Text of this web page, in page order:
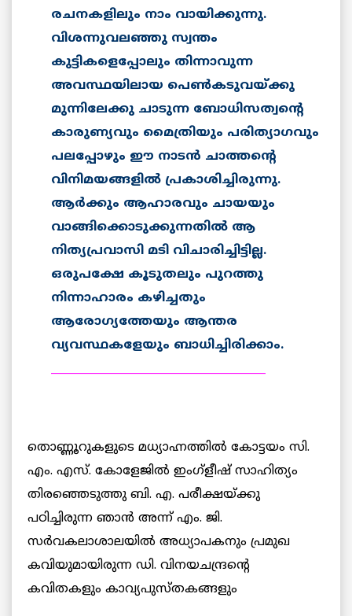
രചനകളിലും നാം വായിക്കുന്നു.
വിശന്നുവലഞ്ഞു സ്വന്തം
കുട്ടികളെപ്പോലും തിന്നാവുന്ന
അവസ്ഥയിലായ പെണ്‍കടുവയ്ക്കു
മുന്നിലേക്കു ചാടുന്ന ബോധിസത്വന്റെ
കാരുണ്യവും മൈത്രിയും പരിത്യാഗവും
പലപ്പോഴും ഈ നാടന്‍ ചാത്തന്റെ
വിനിമയങ്ങളില്‍ പ്രകാശിച്ചിരുന്നു.
ആര്‍ക്കും ആഹാരവും ചായയും
വാങ്ങിക്കൊടുക്കുന്നതില്‍ ആ
നിത്യപ്രവാസി മടി വിചാരിച്ചിട്ടില്ല.
ഒരുപക്ഷേ കൂടുതലും പുറത്തു
നിന്നാഹാരം കഴിച്ചതും
ആരോഗ്യത്തേയും ആന്തര
വ്യവസ്ഥകളേയും ബാധിച്ചിരിക്കാം.
തൊണ്ണൂറുകളുടെ മധ്യാഹ്നത്തില്‍ കോട്ടയം സി.
എം. എസ്. കോളേജില്‍ ഇംഗ്ളീഷ് സാഹിത്യം
തിരഞ്ഞെടുത്തു ബി. എ. പരീക്ഷയ്ക്കു
പഠിച്ചിരുന്ന ഞാന്‍ അന്ന് എം. ജി.
സര്‍വകലാശാലയില്‍ അധ്യാപകനും പ്രമുഖ
കവിയുമായിരുന്ന ഡി. വിനയചന്ദ്രന്റെ
കവിതകളും കാവ്യപുസ്തകങ്ങളും